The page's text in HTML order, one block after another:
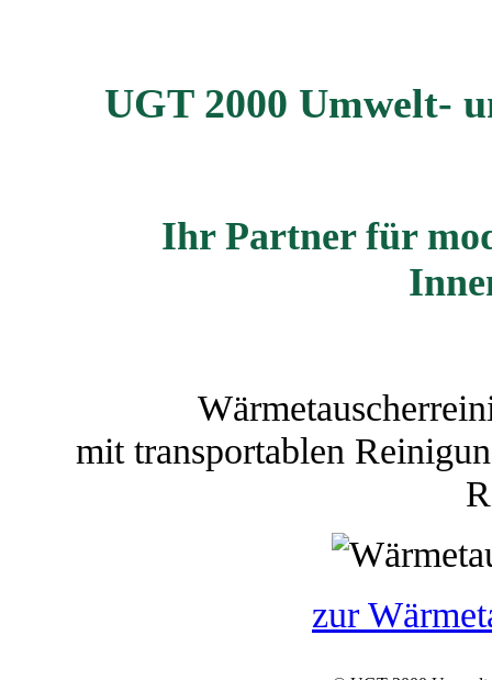
UGT 2000 Umwelt-
Ihr Partner für
mit transportablen
zur